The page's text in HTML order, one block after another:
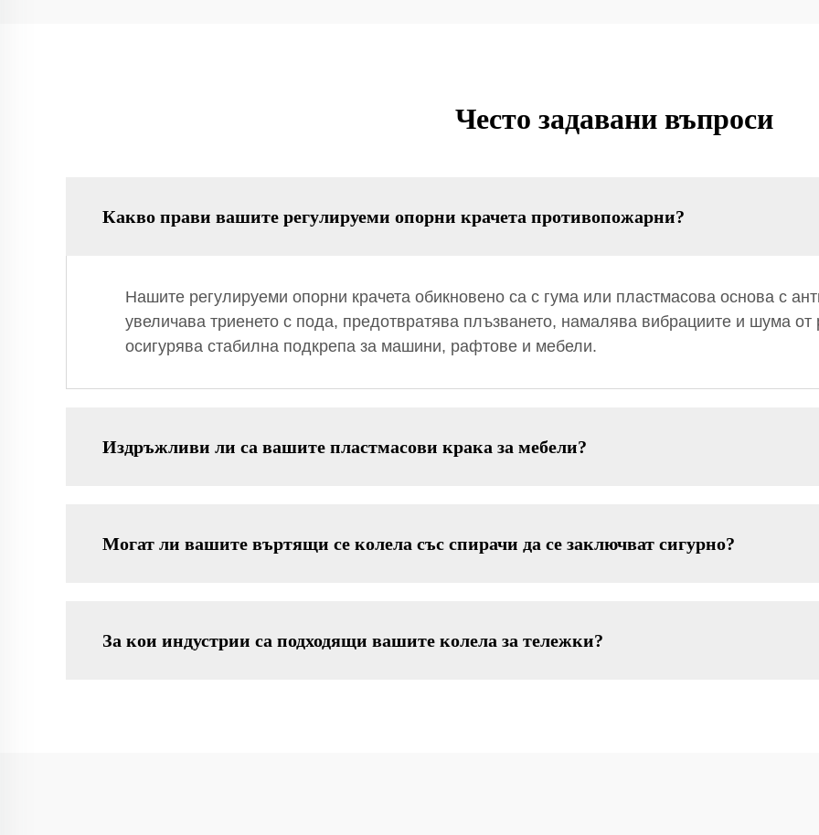
Често задавани въпроси
Какво прави вашите регулируеми опорни крачета противопожарни?
Нашите регулируеми опорни крачета обикновено са с гума или пластмасова основа с
увеличава триенето с пода, предотвратява плъзването, намалява вибрациите и шума от
осигурява стабилна подкрепа за машини, рафтове и мебели.
Издръжливи ли са вашите пластмасови крака за мебели?
Могат ли вашите въртящи се колела със спирачи да се заключват сигурно?
За кои индустрии са подходящи вашите колела за тележки?